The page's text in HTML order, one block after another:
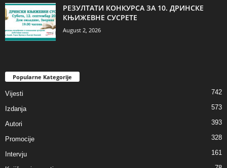
РЕЗУЛТАТИ КОНКУРСА ЗА 10. ДРИНСКЕ
КЊИЖЕВНЕ СУСРЕТЕ
August 2, 2026
Popularne Kategorije
Vijesti 742
Izdanja 573
Autori 393
Promocije 328
Intervju 161